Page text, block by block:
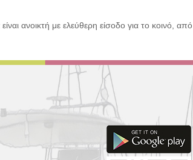
ανοικτή με ελεύθερη είσοδο για το κοινό,